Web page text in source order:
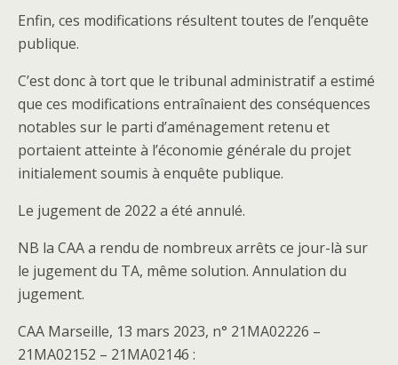
Enfin, ces modifications résultent toutes de l’enquête
publique.
C’est donc à tort que le tribunal administratif a estimé
que ces modifications entraînaient des conséquences
notables sur le parti d’aménagement retenu et
portaient atteinte à l’économie générale du projet
initialement soumis à enquête publique.
Le jugement de 2022 a été annulé.
NB la CAA a rendu de nombreux arrêts ce jour-là sur
le jugement du TA, même solution. Annulation du
jugement.
CAA Marseille, 13 mars 2023, n° 21MA02226 –
21MA02152 – 21MA02146 :